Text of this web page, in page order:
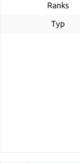
Ranks
Typ